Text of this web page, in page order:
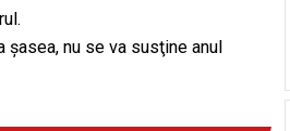
nu se va susţine anul